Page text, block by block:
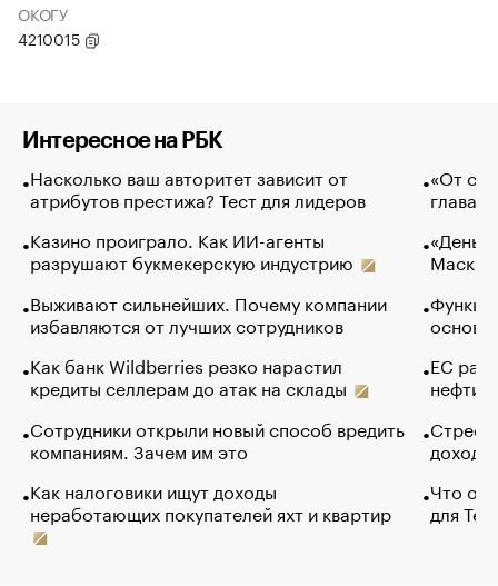
ОКОГУ
4210015
Интересное на РБК
Насколько ваш авторитет зависит от
атрибутов престижа? Тест для лидеров
Казино проиграло. Как ИИ-агенты
разрушают букмекерскую индустрию
Выживают сильнейших. Почему компании
избавляются от лучших сотрудников
Как банк Wildberries резко нарастил
кредиты селлерам до атак на склады
Сотрудники открыли новый способ вредить
компаниям. Зачем им это
Как налоговики ищут доходы
неработающих покупателей яхт и квартир
«От
глава
Маск в
основ
ЕС
нефти
Что
для